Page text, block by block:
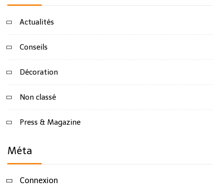
Actualités
Conseils
Décoration
Non classé
Press & Magazine
Méta
Connexion